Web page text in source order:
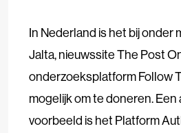
In Nederland is het bij onder
Jalta, nieuwssite The Post
onderzoeksplatform Follow
mogelijk om te doneren.
voorbeeld is het Platform